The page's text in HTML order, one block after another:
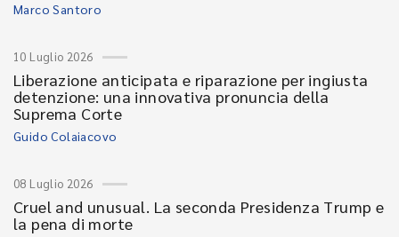
Marco Santoro
10 Luglio 2026
Liberazione anticipata e riparazione per ingiusta
detenzione: una innovativa pronuncia della
Suprema Corte
Guido Colaiacovo
08 Luglio 2026
Cruel and unusual. La seconda Presidenza Trump e
la pena di morte